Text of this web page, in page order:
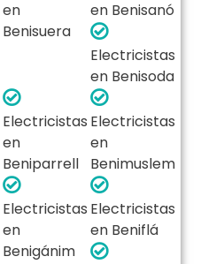
en
Benisuera
en Benisanó
Electricistas
en Benisoda
Electricistas
en
Beniparrell
Electricistas
en
Benimuslem
Electricistas
en
Benigánim
Electricistas
en Beniflá